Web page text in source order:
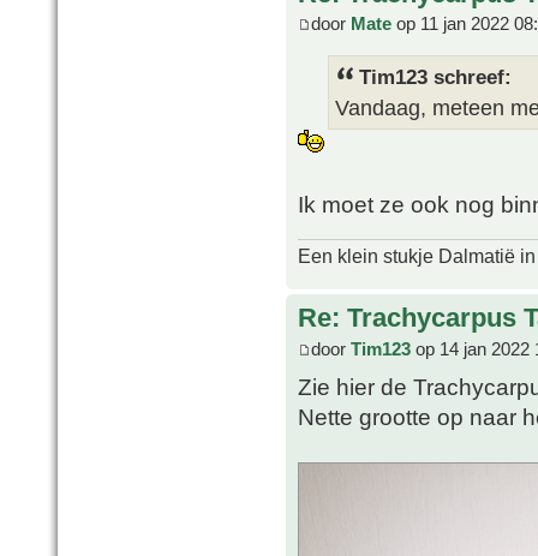
door Mate op 11 jan 2022
Tim123 schreef:
Vandaag, meteen
Ik moet ze ook nog
Een klein stukje Dalmatië
Re: Trachycarpus
door Tim123 op 14 jan 2022
Zie hier de
Nette grootte op naar